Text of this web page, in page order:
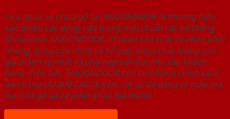
Cửa nhựa và nhựa gỗ tại SAIGONDOOR là thương hiệu
sản phẩm các dòng cửa trong một chuỗi các hệ thống
Showroom SAIGONDOOR. Chuyên sản xuất và phân phối
những dòng cửa nhựa và hỗ hợp nhựa chất lượng cao,
giá thành rẻ nhất và phù hợp với mọi nhu cầu khách
hàng. Trên hết, SAIGONDOOR còn có những chính sách
bán hàng ƯU ĐÃI CAO đi kèm với sự đa dạng về mẫu mã,
loại cửa gỗ và cả phân khúc giá thành.